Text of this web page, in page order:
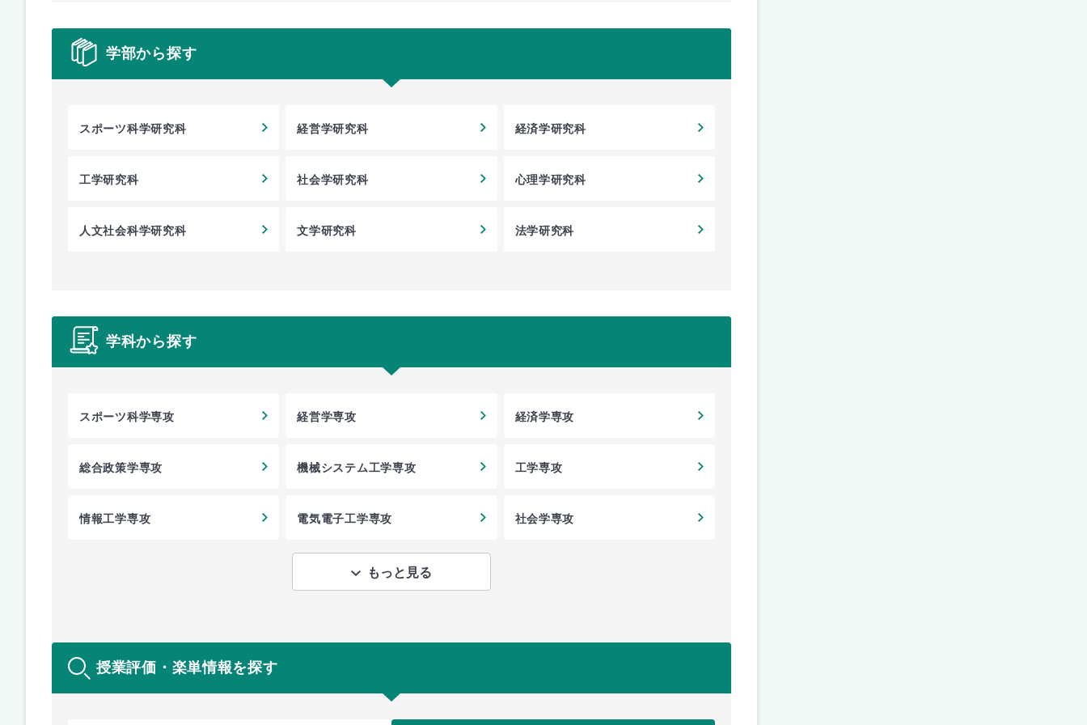
学部から探す
スポーツ科学研究科 経営学研究科 経済学研究科
工学研究科 社会学研究科 心理学研究科
人文社会科学研究科 文学研究科 法学研究科
学科から探す
スポーツ科学専攻 経営学専攻 経済学専攻
総合政策学専攻 機械システム工学専攻 工学専攻
情報工学専攻 電気電子工学専攻 社会学専攻
もっと見る
授業評価・楽単情報を探す